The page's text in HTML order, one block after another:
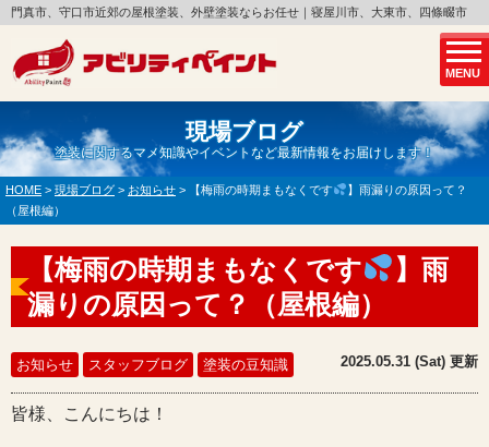
MENU
門真市、守口市近郊の屋根塗装、外壁塗装ならお任せ｜寝屋川市、大東市、四條畷市
現場ブログ
塗装に関するマメ知識やイベントなど最新情報をお届けします！
HOME > 現場ブログ > お知らせ > 【梅雨の時期まもなくです
】雨漏りの原因って？
（屋根編）
【梅雨の時期まもなくです
】雨
漏りの原因って？（屋根編）
お知らせ スタッフブログ 塗装の豆知識 2025.05.31 (Sat) 更新
皆様、こんにちは！